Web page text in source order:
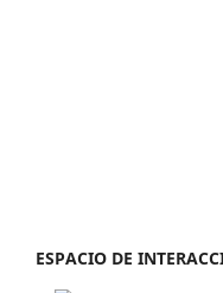
ESPACIO DE